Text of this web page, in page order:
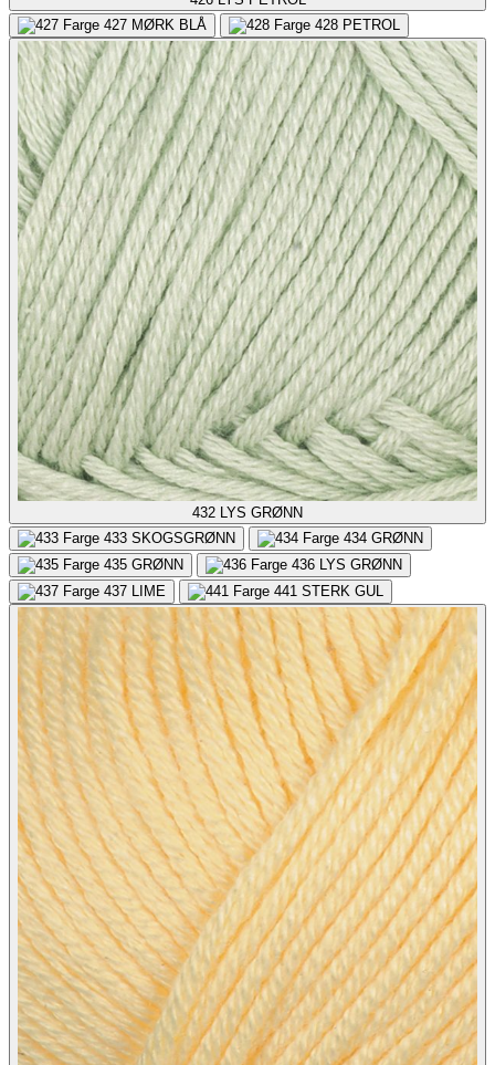
427 MØRK BLÅ 428 PETROL
432 LYS GRØNN
433 SKOGSGRØNN 434 GRØNN
435 GRØNN 436 LYS GRØNN
437 LIME 441 STERK GUL